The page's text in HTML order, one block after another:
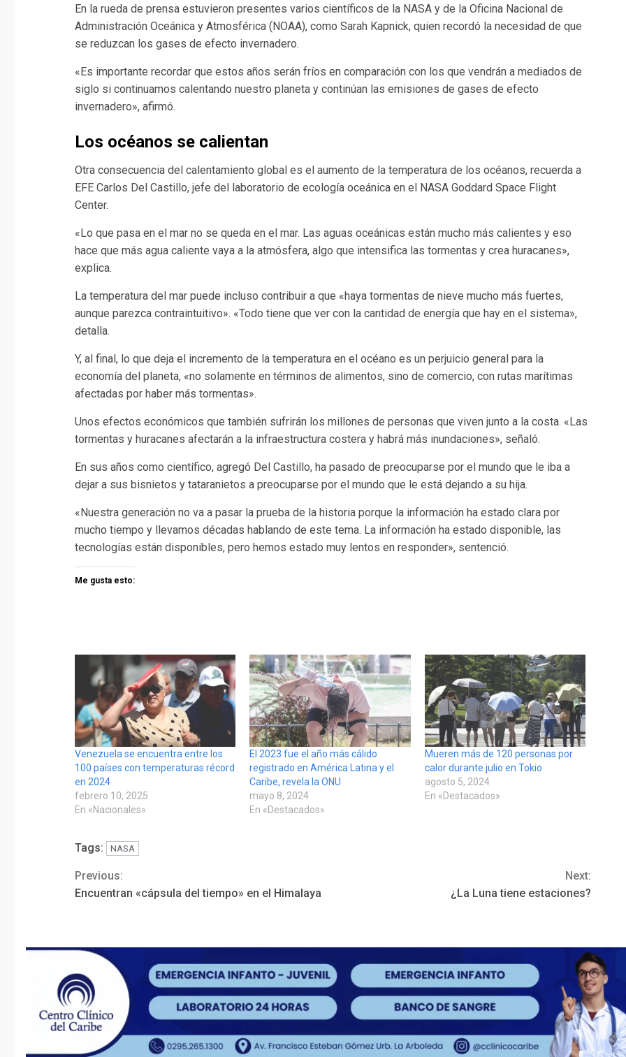
En la rueda de prensa estuvieron presentes varios científicos de la NASA y de la Oficina Nacional de
Administración Oceánica y Atmosférica (NOAA), como Sarah Kapnick, quien recordó la necesidad de que
se reduzcan los gases de efecto invernadero.
«Es importante recordar que estos años serán fríos en comparación con los que vendrán a mediados de
siglo si continuamos calentando nuestro planeta y continúan las emisiones de gases de efecto
invernadero», afirmó.
Los océanos se calientan
Otra consecuencia del calentamiento global es el aumento de la temperatura de los océanos, recuerda a
EFE Carlos Del Castillo, jefe del laboratorio de ecología oceánica en el NASA Goddard Space Flight
Center.
«Lo que pasa en el mar no se queda en el mar. Las aguas oceánicas están mucho más calientes y eso
hace que más agua caliente vaya a la atmósfera, algo que intensifica las tormentas y crea huracanes»,
explica.
La temperatura del mar puede incluso contribuir a que «haya tormentas de nieve mucho más fuertes,
aunque parezca contraintuitivo». «Todo tiene que ver con la cantidad de energía que hay en el sistema»,
detalla.
Y, al final, lo que deja el incremento de la temperatura en el océano es un perjuicio general para la
economía del planeta, «no solamente en términos de alimentos, sino de comercio, con rutas marítimas
afectadas por haber más tormentas».
Unos efectos económicos que también sufrirán los millones de personas que viven junto a la costa. «Las
tormentas y huracanes afectarán a la infraestructura costera y habrá más inundaciones», señaló.
En sus años como científico, agregó Del Castillo, ha pasado de preocuparse por el mundo que le iba a
dejar a sus bisnietos y tataranietos a preocuparse por el mundo que le está dejando a su hija.
«Nuestra generación no va a pasar la prueba de la historia porque la información ha estado clara por
mucho tiempo y llevamos décadas hablando de este tema. La información ha estado disponible, las
tecnologías están disponibles, pero hemos estado muy lentos en responder», sentenció.
Me gusta esto:
Venezuela se encuentra entre los
100 países con temperaturas récord
en 2024
febrero 10, 2025
En «Nacionales»
El 2023 fue el año más cálido
registrado en América Latina y el
Caribe, revela la ONU
mayo 8, 2024
En «Destacados»
Mueren más de 120 personas por
calor durante julio en Tokio
agosto 5, 2024
En «Destacados»
Tags: NASA
Continue
Previous:
Encuentran «cápsula del tiempo» en el Himalaya
Next:
¿La Luna tiene estaciones?